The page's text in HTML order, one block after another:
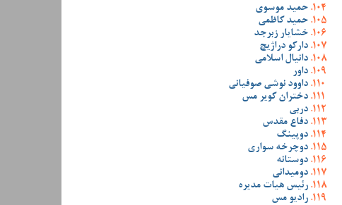
حمید موسوی
حمید کاظمی
خشایار زبرجد
دارکو دراژیچ
دانیال اسلامی
داور
داوود نوشی صوفیانی
دختران کویر مس
دربی
دفاع مقدس
دوپینگ
دوچرخه سواری
دوستانه
دومیدانی
رئیس هیات مدیره
رادیو مس